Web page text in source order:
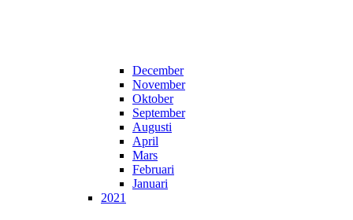
December
November
Oktober
September
Augusti
April
Mars
Februari
Januari
2021